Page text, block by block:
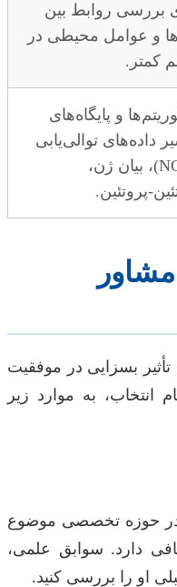
بررسی روابط بین
و عوامل محیطی در
کمتر.
و پایگاه‌های
داده‌های توالی‌یابی
نسل جدید (NGS)، بیان ژن،
پروتئین.
تأثیر بسزایی در موفقیت
انتخاب، به موارد زیر
در حوزه تخصصی موضوع
دارد. سوابق علمی،
او را بررسی کنید.